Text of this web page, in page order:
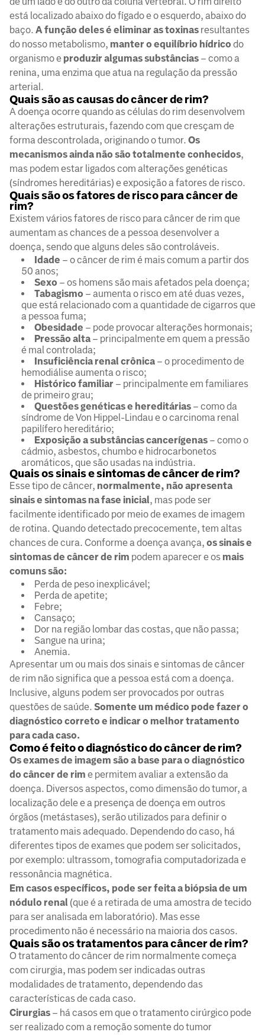
está localizado abaixo do fígado e o esquerdo, abaixo do
baço. A função deles é eliminar as toxinas resultantes
do nosso metabolismo, manter o equilíbrio hídrico do
organismo e produzir algumas substâncias – como a
renina, uma enzima que atua na regulação da pressão
arterial.
Quais são as causas do câncer de rim?
A doença ocorre quando as células do rim desenvolvem
alterações estruturais, fazendo com que cresçam de
forma descontrolada, originando o tumor. Os
mecanismos ainda não são totalmente conhecidos,
mas podem estar ligados com alterações genéticas
(síndromes hereditárias) e exposição a fatores de risco.
Quais são os fatores de risco para câncer de
rim?
Existem vários fatores de risco para câncer de rim que
aumentam as chances de a pessoa desenvolver a
doença, sendo que alguns deles são controláveis.
Idade – o câncer de rim é mais comum a partir dos
50 anos;
Sexo – os homens são mais afetados pela doença;
Tabagismo – aumenta o risco em até duas vezes,
que está relacionado com a quantidade de cigarros que
a pessoa fuma;
Obesidade – pode provocar alterações hormonais;
Pressão alta – principalmente em quem a pressão
é mal controlada;
Insuficiência renal crônica – o procedimento de
hemodiálise aumenta o risco;
Histórico familiar – principalmente em familiares
de primeiro grau;
Questões genéticas e hereditárias – como da
síndrome de Von Hippel-Lindau e o carcinoma renal
papilífero hereditário;
Exposição a substâncias cancerígenas – como o
cádmio, asbestos, chumbo e hidrocarbonetos
aromáticos, que são usadas na indústria.
Quais os sinais e sintomas de câncer de rim?
Esse tipo de câncer, normalmente, não apresenta
sinais e sintomas na fase inicial, mas pode ser
facilmente identificado por meio de exames de imagem
de rotina. Quando detectado precocemente, tem altas
chances de cura. Conforme a doença avança, os sinais e
sintomas de câncer de rim podem aparecer e os mais
comuns são:
Perda de peso inexplicável;
Perda de apetite;
Febre;
Cansaço;
Dor na região lombar das costas, que não passa;
Sangue na urina;
Anemia.
Apresentar um ou mais dos sinais e sintomas de câncer
de rim não significa que a pessoa está com a doença.
Inclusive, alguns podem ser provocados por outras
questões de saúde. Somente um médico pode fazer o
diagnóstico correto e indicar o melhor tratamento
para cada caso.
Como é feito o diagnóstico do câncer de rim?
Os exames de imagem são a base para o diagnóstico
do câncer de rim e permitem avaliar a extensão da
doença. Diversos aspectos, como dimensão do tumor, a
localização dele e a presença de doença em outros
órgãos (metástases), serão utilizados para definir o
tratamento mais adequado. Dependendo do caso, há
diferentes tipos de exames que podem ser solicitados,
por exemplo: ultrassom, tomografia computadorizada e
ressonância magnética.
Em casos específicos, pode ser feita a biópsia de um
nódulo renal (que é a retirada de uma amostra de tecido
para ser analisada em laboratório). Mas esse
procedimento não é necessário na maioria dos casos.
Quais são os tratamentos para câncer de rim?
O tratamento do câncer de rim normalmente começa
com cirurgia, mas podem ser indicadas outras
modalidades de tratamento, dependendo das
características de cada caso.
Cirurgias – há casos em que o tratamento cirúrgico pode
ser realizado com a remoção somente do tumor